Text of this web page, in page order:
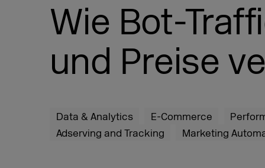
Newsletter abonnieren
Wie Bot-
und Preise
Data & Analytics E-Commerce
Adserving and Tracking
Marketing